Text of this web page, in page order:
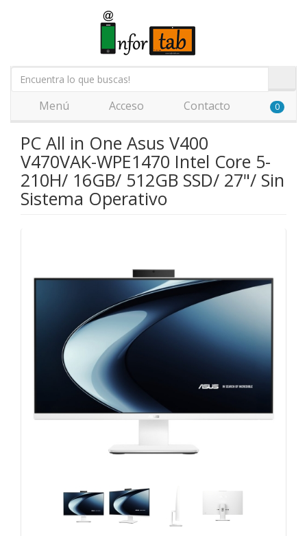
Menú Acceso Contacto 0
PC All in One Asus V400
V470VAK-WPE1470 Intel Core 5-
210H/ 16GB/ 512GB SSD/ 27"/ Sin
Sistema Operativo